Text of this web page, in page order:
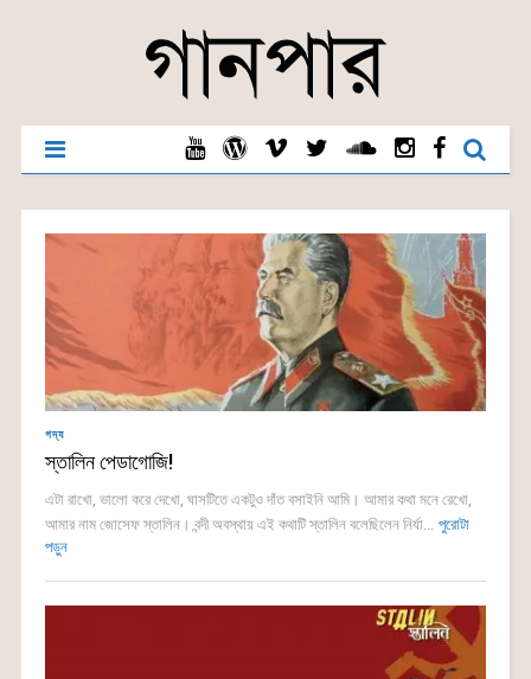
গদ্য
স্তালিন পেডাগোজি!
এটা রাখো, ভালো করে দেখো, ঘাসটিতে একটুও দাঁত বসাইনি আমি। আমার কথা মনে রেখো,
আমার নাম জোসেফ স্তালিন। বন্দী অবস্থায় এই কথাটি স্তালিন বলেছিলেন নির্যা... পুরোটা
পড়ুন